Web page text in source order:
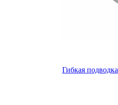
Гибкая подводка